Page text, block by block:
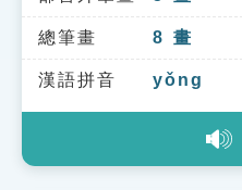
單字索引
生命大百科索引
總筆畫 8 畫
漢語拼音 yǒng